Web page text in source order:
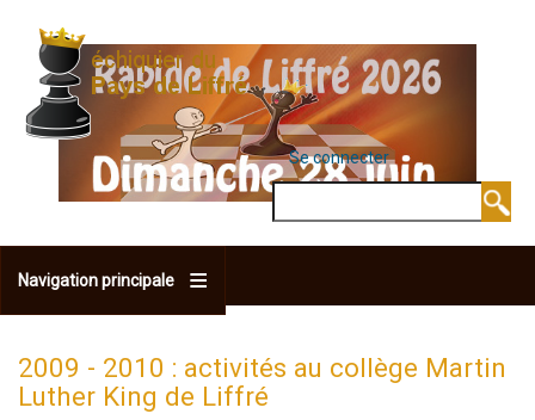
contenu
principal
MENU DU
Se connecter
Navigation principale
2009 - 2010 : activités au collège Martin
Luther King de Liffré